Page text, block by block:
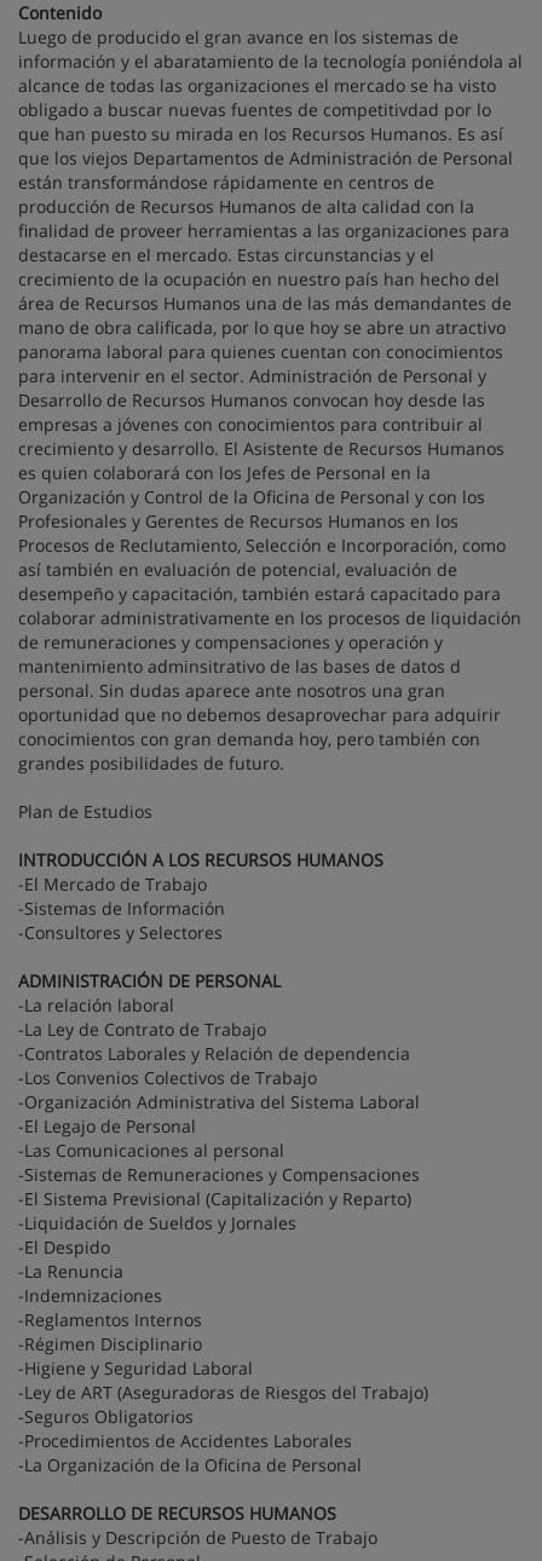
Contenido
Luego de producido el gran avance en los sistemas de
información y el abaratamiento de la tecnología poniéndola al
alcance de todas las organizaciones el mercado se ha visto
obligado a buscar nuevas fuentes de competitivdad por lo
que han puesto su mirada en los Recursos Humanos. Es así
que los viejos Departamentos de Administración de Personal
están transformándose rápidamente en centros de
producción de Recursos Humanos de alta calidad con la
finalidad de proveer herramientas a las organizaciones para
destacarse en el mercado. Estas circunstancias y el
crecimiento de la ocupación en nuestro país han hecho del
área de Recursos Humanos una de las más demandantes de
mano de obra calificada, por lo que hoy se abre un atractivo
panorama laboral para quienes cuentan con conocimientos
para intervenir en el sector. Administración de Personal y
Desarrollo de Recursos Humanos convocan hoy desde las
empresas a jóvenes con conocimientos para contribuir al
crecimiento y desarrollo. El Asistente de Recursos Humanos
es quien colaborará con los Jefes de Personal en la
Organización y Control de la Oficina de Personal y con los
Profesionales y Gerentes de Recursos Humanos en los
Procesos de Reclutamiento, Selección e Incorporación, como
así también en evaluación de potencial, evaluación de
desempeño y capacitación, también estará capacitado para
colaborar administrativamente en los procesos de liquidación
de remuneraciones y compensaciones y operación y
mantenimiento adminsitrativo de las bases de datos d
personal. Sin dudas aparece ante nosotros una gran
oportunidad que no debemos desaprovechar para adquirir
conocimientos con gran demanda hoy, pero también con
grandes posibilidades de futuro.
Plan de Estudios
INTRODUCCIÓN A LOS RECURSOS HUMANOS
-El Mercado de Trabajo
-Sistemas de Información
-Consultores y Selectores
ADMINISTRACIÓN DE PERSONAL
-La relación laboral
-La Ley de Contrato de Trabajo
-Contratos Laborales y Relación de dependencia
-Los Convenios Colectivos de Trabajo
-Organización Administrativa del Sistema Laboral
-El Legajo de Personal
-Las Comunicaciones al personal
-Sistemas de Remuneraciones y Compensaciones
-El Sistema Previsional (Capitalización y Reparto)
-Liquidación de Sueldos y Jornales
-El Despido
-La Renuncia
-Indemnizaciones
-Reglamentos Internos
-Régimen Disciplinario
-Higiene y Seguridad Laboral
-Ley de ART (Aseguradoras de Riesgos del Trabajo)
-Seguros Obligatorios
-Procedimientos de Accidentes Laborales
-La Organización de la Oficina de Personal
DESARROLLO DE RECURSOS HUMANOS
-Análisis y Descripción de Puesto de Trabajo